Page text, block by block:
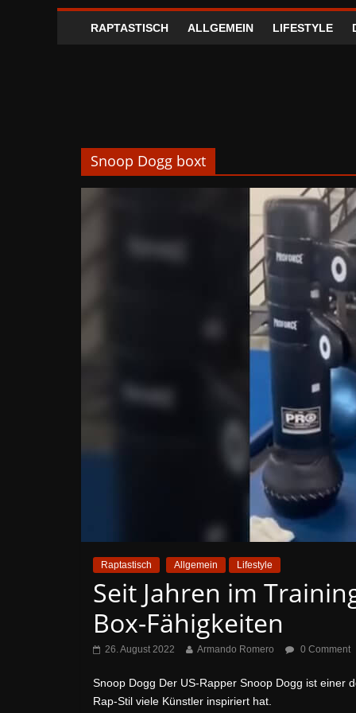
RAPTASTISCH ALLGEMEIN LIFESTYLE
Snoop Dogg boxt
Raptastisch Allgemein Lifestyle
Seit Jahren im
Box-Fähigkeiten
26. August 2022 Armando Romero 0 Comment
Snoop Dogg Der US-Rapper Snoop Dogg ist einer
Rap-Stil viele Künstler inspiriert hat.